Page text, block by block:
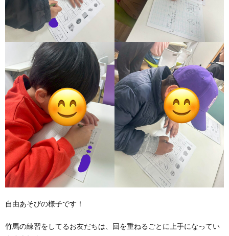
自由あそびの様子です！
竹馬の練習をしてるお友だちは、回を重ねるごとに上手になってい